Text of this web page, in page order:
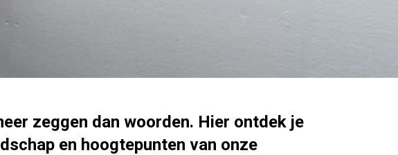
zeggen dan woorden. Hier ontdek je
en hoogtepunten van onze